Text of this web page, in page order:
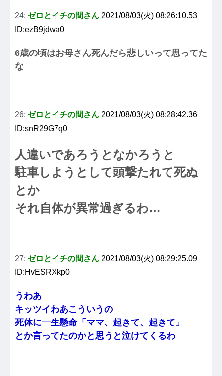
24: ゼロとイチの間さん 2021/08/03(火) 08:26:10.53
ID:ezB9jdwa0
6歳の頃はお母さん死んだら悲しいって思ってた
な
26: ゼロとイチの間さん 2021/08/03(火) 08:28:42.36
ID:snR29G7q0
人違いであろうとなかろうと
駐車しようとして頭撃たれて死ぬ
とか
それ自体が異常過ぎるわ…
27: ゼロとイチの間さん 2021/08/03(火) 08:29:25.09
ID:HvESRXkp0
うわあ
キッツイわあこういうの
死体に一生懸命「ママ、起きて、起きて」
とか言ってたのかと思うと泣けてくるわ